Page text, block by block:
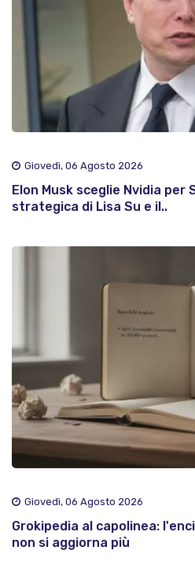
Giovedì, 06 Agosto 2026
Elon Musk sceglie Nvidia per
strategica di Lisa Su e il..
Giovedì, 06 Agosto 2026
Grokipedia al capolinea:
non si aggiorna più